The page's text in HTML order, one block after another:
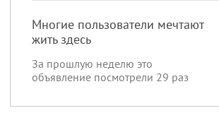
Многие пользователи мечтают
жить здесь
За прошлую неделю это
объявление посмотрели 29 раз